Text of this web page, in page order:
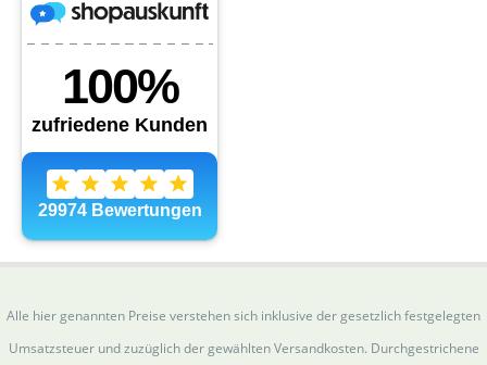
Alle hier genannten Preise verstehen sich inklusive der gesetzlich festgelegten
Umsatzsteuer und zuzüglich der gewählten Versandkosten. Durchgestrichene